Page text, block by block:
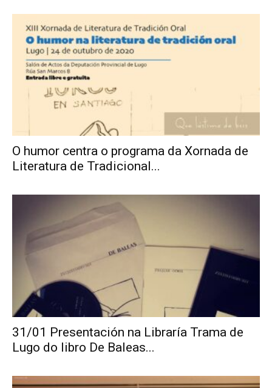
O humor centra o programa da Xornada de
Literatura de Tradicional...
31/01 Presentación na Libraría Trama de
Lugo do libro De Baleas...